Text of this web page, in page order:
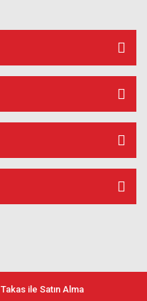
Takas ile Satın Alma